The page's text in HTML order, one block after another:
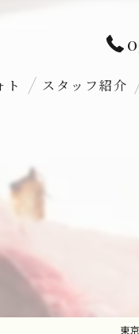
ト スタッフ紹介
東